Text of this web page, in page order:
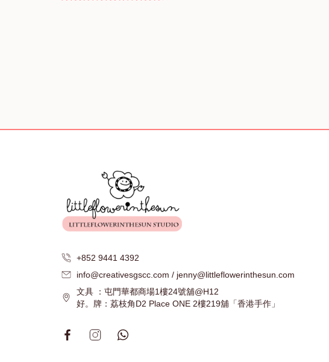
+852 9441 4392
info@creativesgscc.com / jenny@littleflowerinthesun.com
文具 ：屯門華都商場1樓24號舖@H12
好。牌：荔枝角D2 Place ONE 2樓219舖「香港手作」